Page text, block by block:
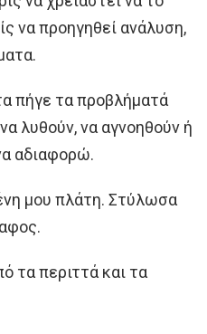
να προηγηθεί ανάλυση,
πήγε τα προβλήματά
λυθούν, να αγνοηθούν ή
αδιαφορώ.
μου πλάτη. Στύλωσα
τα περιττά και τα